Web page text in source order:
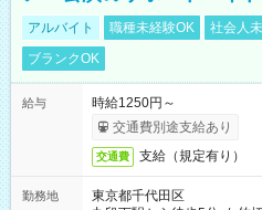
アルバイト 職種未経験OK 社会人
ブランクOK
給与
時給1250円～
交通費別途支給あり
交通費 支給（規定有り）
勤務地
東京都千代田区